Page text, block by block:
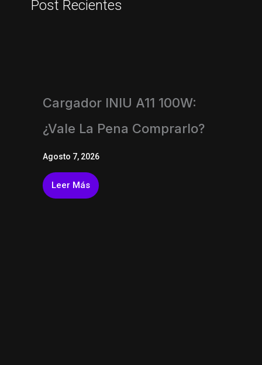
Post Recientes
Cargador INIU A11 100W:
¿vale La Pena Comprarlo?
Agosto 7, 2026
Leer Más